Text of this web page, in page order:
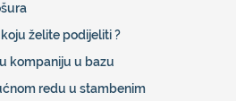
koju želite podijeliti ?
kompaniju u bazu
redu u stambenim